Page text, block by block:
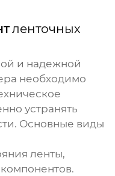
ленточных
и надежной
необходимо
устранять
Основные виды
ленты,